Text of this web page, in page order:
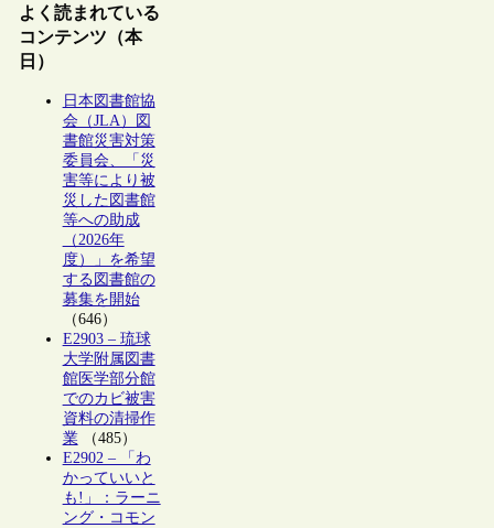
よく読まれている
コンテンツ（本
日）
日本図書館協
会（JLA）図
書館災害対策
委員会、「災
害等により被
災した図書館
等への助成
（2026年
度）」を希望
する図書館の
募集を開始
（646）
E2903 – 琉球
大学附属図書
館医学部分館
でのカビ被害
資料の清掃作
業（485）
E2902 – 「わ
かっていいと
も!」：ラーニ
ング・コモン